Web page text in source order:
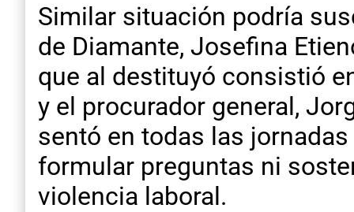
Similar situación podría
de Diamante, Josefina
que al destituyó consistió
y el procurador general,
sentó en todas las
formular preguntas ni
violencia laboral.